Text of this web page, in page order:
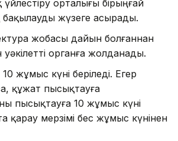
орталығы бірыңғай
бақылауды жүзеге асырады.
жобасы дайын болғаннан
уәкілетті органға жолданады.
жұмыс күні беріледі. Егер
құжат пысықтауға
пысықтауға 10 жұмыс күні
қарау мерзімі бес жұмыс күнінен